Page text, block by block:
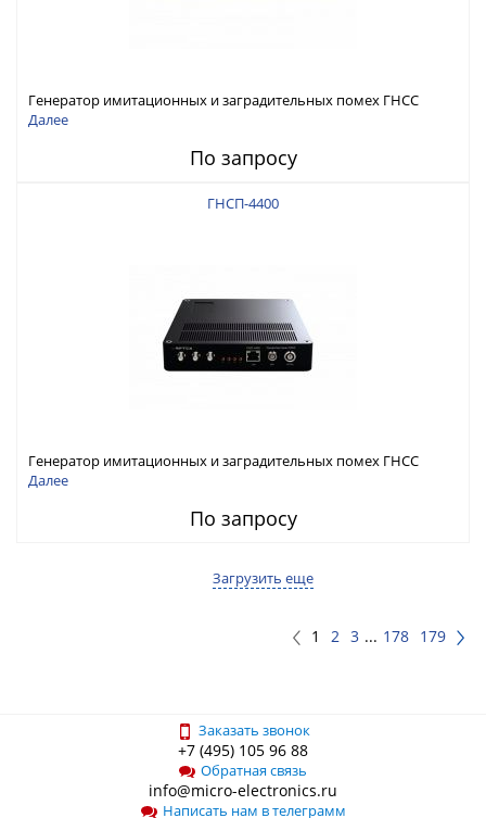
Генератор имитационных и заградительных помех ГНСС
RFТех ГНСП-4800
Далее
По запросу
ГНСП-4400
Генератор имитационных и заградительных помех ГНСС
RFТех ГНСП-4400
Далее
По запросу
Загрузить еще
1 2 3 ... 178 179
Заказать звонок
+7 (495) 105 96 88
Обратная связь
info@micro-electronics.ru
Написать нам в телеграмм